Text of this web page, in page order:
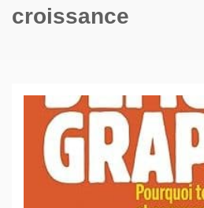
croissance